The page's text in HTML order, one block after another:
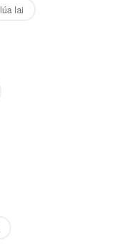
lúa lai